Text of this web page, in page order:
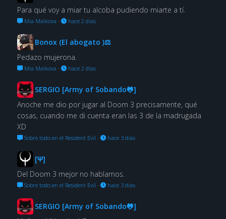
Para qué voy a miar tu alcoba pudiendo miarte a tí.
Mia Malkova · hace 2 días
Bonox (El abogato )⚖
Pedazo mujerona.
Mia Malkova · hace 2 días
SERGIO [Army of Sobando🐸]
Anoche me dio por jugar al Doom 3 precisamente, qué
cosas, cuando me di cuenta eran las 3 de la madrugada
XD
Sobre todo en el Resident Evil · hace 3 días
[Ψ]
Del Doom 3 mejor no hablamos.
Sobre todo en el Resident Evil · hace 3 días
SERGIO [Army of Sobando🐸]